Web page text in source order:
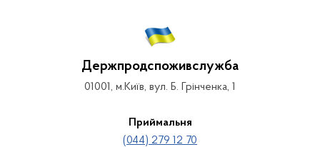
Держпродспоживслужба
01001, м.Київ, вул. Б. Грінченка, 1
Приймальня
(044) 279 12 70